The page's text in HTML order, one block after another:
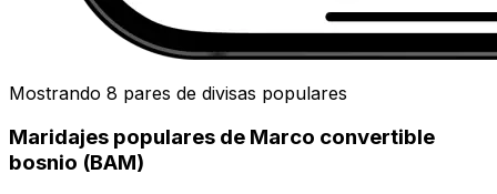
Mostrando 8 pares de divisas populares
Maridajes populares de Marco convertible
bosnio (BAM)